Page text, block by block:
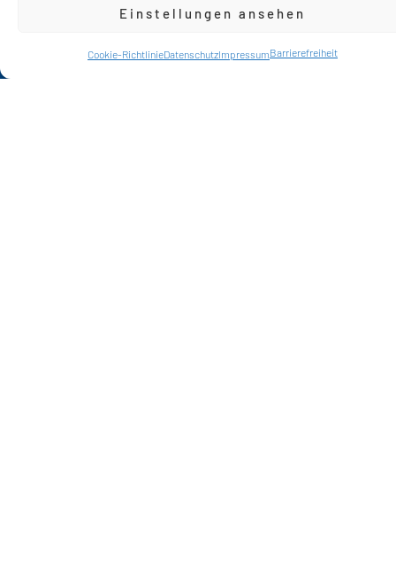
Einstellungen ansehen
Cookie-RichtlinieDatenschutzImpressumBarrierefreiheit
Kontakt Chat